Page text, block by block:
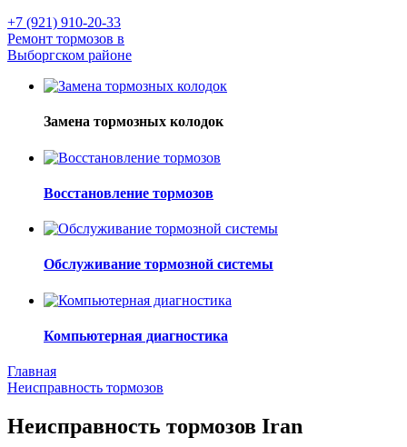
+7 (921) 910-20-33
Ремонт тормозов в
Выборгском районе
Замена тормозных колодок
Восстановление тормозов
Обслуживание тормозной системы
Компьютерная диагностика
Главная
Неисправность тормозов
Неисправность тормозов Iran